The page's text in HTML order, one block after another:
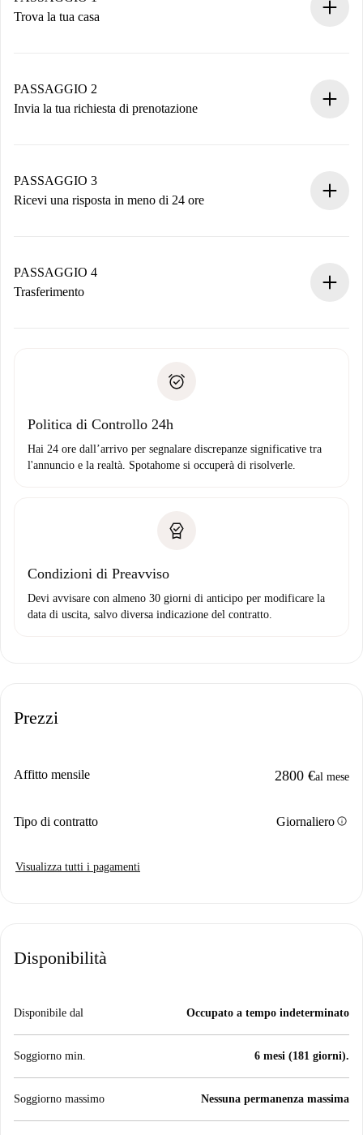
Trova la tua casa
Hai tutte le informazioni necessarie in anticipo.
PASSAGGIO 2
Invia la tua richiesta di prenotazione
non accetta.
PASSAGGIO 3
Ricevi una risposta in meno di 24 ore
contatto con il proprietario.
Se rifiutata: non ti addebiteremo nulla e ti proporremo
Domiciliazione del pagamento
PASSAGGIO 4
Trasferimento
solo se non segnali problemi.
Politica di Controllo 24h
Hai 24 ore dall’arrivo per segnalare discrepanze significative tra
l'annuncio e la realtà. Spotahome si occuperà di risolverle.
Condizioni di Preavviso
Devi avvisare con almeno 30 giorni di anticipo per modificare la
data di uscita, salvo diversa indicazione del contratto.
Prezzi
Affitto mensile 2800 €al mese
Tipo di contratto Giornalieroinfo
Visualizza tutti i pagamenti
Disponibilità
Disponibile dal Occupato a tempo indeterminato
Soggiorno min. 6 mesi (181 giorni).
Soggiorno massimo Nessuna permanenza massima